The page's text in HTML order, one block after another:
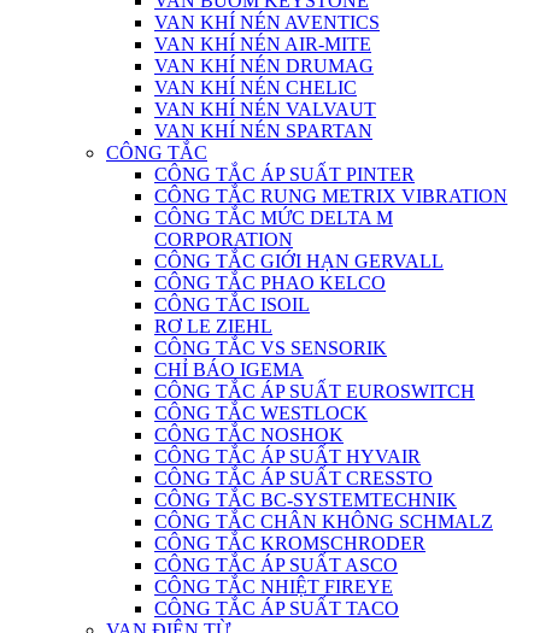
VAN KHÍ NÉN AVENTICS
VAN KHÍ NÉN AIR-MITE
VAN KHÍ NÉN DRUMAG
VAN KHÍ NÉN CHELIC
VAN KHÍ NÉN VALVAUT
VAN KHÍ NÉN SPARTAN
CÔNG TẮC
CÔNG TẮC ÁP SUẤT PINTER
CÔNG TẮC RUNG METRIX VIBRATION
CÔNG TẮC MỨC DELTA M
CORPORATION
CÔNG TẮC GIỚI HẠN GERVALL
CÔNG TẮC PHAO KELCO
CÔNG TẮC ISOIL
RƠ LE ZIEHL
CÔNG TẮC VS SENSORIK
CHỈ BÁO IGEMA
CÔNG TẮC ÁP SUẤT EUROSWITCH
CÔNG TẮC WESTLOCK
CÔNG TẮC NOSHOK
CÔNG TẮC ÁP SUẤT HYVAIR
CÔNG TẮC ÁP SUẤT CRESSTO
CÔNG TẮC BC-SYSTEMTECHNIK
CÔNG TẮC CHÂN KHÔNG SCHMALZ
CÔNG TẮC KROMSCHRODER
CÔNG TẮC ÁP SUẤT ASCO
CÔNG TẮC NHIỆT FIREYE
CÔNG TẮC ÁP SUẤT TACO